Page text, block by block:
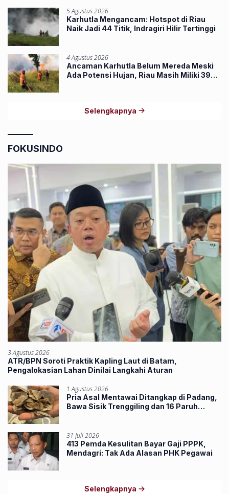
5 Agustus 2026
Karhutla Mengancam: Hotspot di Riau
Naik Jadi 44 Titik, Indragiri Hilir Tertinggi
4 Agustus 2026
Ancaman Karhutla Belum Mereda Meski
Ada Potensi Hujan, Riau Masih Miliki 39
Selengkapnya
FOKUSINDO
3 Agustus 2026
ATR/BPN Soroti Praktik Kapling Laut di Batam,
Pengalokasian Lahan Dinilai Langkahi Aturan
1 Agustus 2026
Pria Asal Mentawai Ditangkap di Padang,
Bawa Sisik Trenggiling dan 16 Paruh
31 Juli 2026
413 Pemda Kesulitan Bayar Gaji PPPK,
Mendagri: Tak Ada Alasan PHK Pegawai
Selengkapnya